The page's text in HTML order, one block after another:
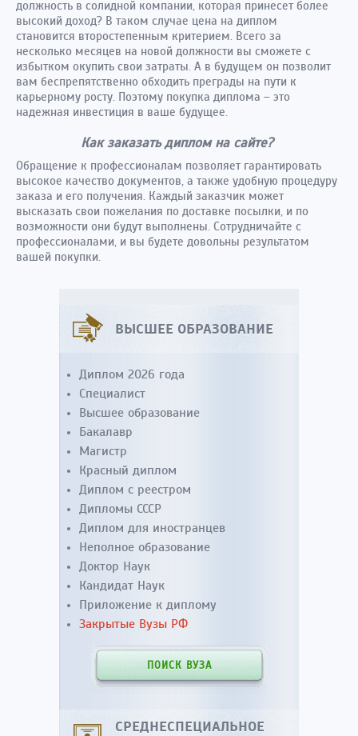
должность в солидной компании, которая принесет более
высокий доход? В таком случае цена на диплом
становится второстепенным критерием. Всего за
несколько месяцев на новой должности вы сможете с
избытком окупить свои затраты. А в будущем он позволит
вам беспрепятственно обходить преграды на пути к
карьерному росту. Поэтому покупка диплома – это
надежная инвестиция в ваше будущее.
Как заказать диплом на сайте?
Обращение к профессионалам позволяет гарантировать
высокое качество документов, а также удобную процедуру
заказа и его получения. Каждый заказчик может
высказать свои пожелания по доставке посылки, и по
возможности они будут выполнены. Сотрудничайте с
профессионалами, и вы будете довольны результатом
вашей покупки.
ВЫСШЕЕ ОБРАЗОВАНИЕ
Диплом 2026 года
Специалист
Высшее образование
Бакалавр
Магистр
Красный диплом
Диплом с реестром
Дипломы СССР
Диплом для иностранцев
Неполное образование
Доктор Наук
Кандидат Наук
Приложение к диплому
Закрытые Вузы РФ
ПОИСК ВУЗА
СРЕДНЕСПЕЦИАЛЬНОЕ